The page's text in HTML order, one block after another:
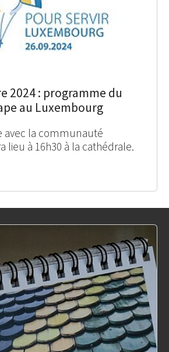
2024 : programme du
au Luxembourg
avec la communauté
lieu à 16h30 à la cathédrale.